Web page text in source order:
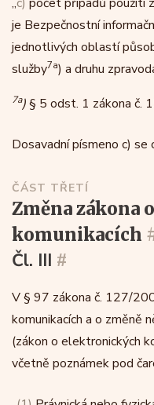
je Bezpečnostní
jednotlivých oblastí
služby7a) a druhu
7a)§ 5 odst. 1 zákona č.
Dosavadní písmeno c) se
ČÁST TŘETÍ
změna zákona o elektronických
komunikacích
Čl. III #
V § 97 zákona č. 127/
komunikacích a o změně
(zákon o elektronických
včetně poznámek pod